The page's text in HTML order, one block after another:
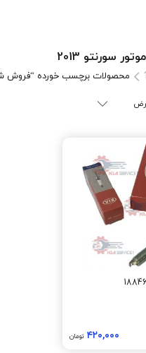
سورنتو 2013
محصولات برچسب خورده “فروش شمع
۴۲۰,۰۰۰ تومان